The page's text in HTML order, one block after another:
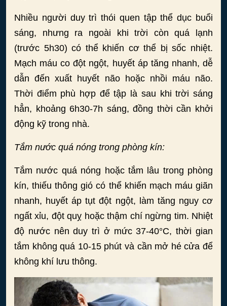
Nhiều người duy trì thói quen tập thể dục buổi
sáng, nhưng ra ngoài khi trời còn quá lạnh
(trước 5h30) có thể khiến cơ thể bị sốc nhiệt.
Mạch máu co đột ngột, huyết áp tăng nhanh, dễ
dẫn đến xuất huyết não hoặc nhồi máu não.
Thời điểm phù hợp để tập là sau khi trời sáng
hẳn, khoảng 6h30-7h sáng, đồng thời cần khởi
động kỹ trong nhà.
Tắm nước quá nóng trong phòng kín:
Tắm nước quá nóng hoặc tắm lâu trong phòng
kín, thiếu thông gió có thể khiến mạch máu giãn
nhanh, huyết áp tụt đột ngột, làm tăng nguy cơ
ngất xỉu, đột quỵ hoặc thậm chí ngừng tim. Nhiệt
độ nước nên duy trì ở mức 37-40°C, thời gian
tắm không quá 10-15 phút và cần mở hé cửa để
không khí lưu thông.